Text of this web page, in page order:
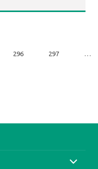
296 297 …